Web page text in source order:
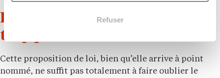
Refuser
Des études et un métier encore
trop peu considérés
Cette proposition de loi, bien qu’elle arrive à point
nommé, ne suffit pas totalement à faire oublier le